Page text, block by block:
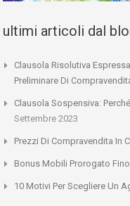
ultimi articoli dal
Clausola Risolutiva
Preliminare Di
Clausola Sospensiva:
Settembre 2023
Prezzi Di Compravendita In
Bonus Mobili Prorogato
10 Motivi Per Scegliere Un